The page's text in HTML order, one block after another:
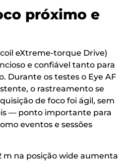
próximo e
eXtreme-torque Drive)
e confiável tanto para
Durante os testes o Eye AF
o rastreamento se
de foco foi ágil, sem
— ponto importante para
eventos e sessões
m na posição wide aumenta